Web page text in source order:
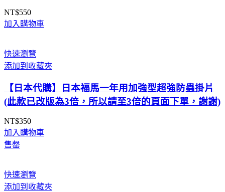
NT$550
加入購物車
快速瀏覽
添加到收藏夾
【日本代購】日本福馬一年用加強型超強防蟲掛片
(此款已改版為3倍，所以請至3倍的頁面下單，謝謝)
NT$350
加入購物車
售罄
快速瀏覽
添加到收藏夾